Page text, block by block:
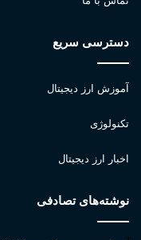
دسترسی سریع
آموزش ارز دیجیتال
تکنولوژی
اخبار ارز دیجیتال
نوشته‌های تصادفی